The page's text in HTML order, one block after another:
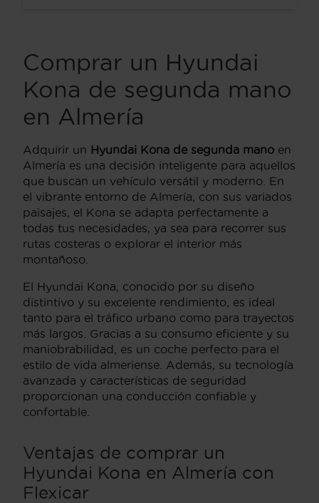
Comprar un Hyundai
Kona de segunda mano
en Almería
Adquirir un Hyundai Kona de segunda mano en
Almería es una decisión inteligente para aquellos
que buscan un vehículo versátil y moderno. En
el vibrante entorno de Almería, con sus variados
paisajes, el Kona se adapta perfectamente a
todas tus necesidades, ya sea para recorrer sus
rutas costeras o explorar el interior más
montañoso.
El Hyundai Kona, conocido por su diseño
distintivo y su excelente rendimiento, es ideal
tanto para el tráfico urbano como para trayectos
más largos. Gracias a su consumo eficiente y su
maniobrabilidad, es un coche perfecto para el
estilo de vida almeriense. Además, su tecnología
avanzada y características de seguridad
proporcionan una conducción confiable y
confortable.
Ventajas de comprar un
Hyundai Kona en Almería con
Flexicar